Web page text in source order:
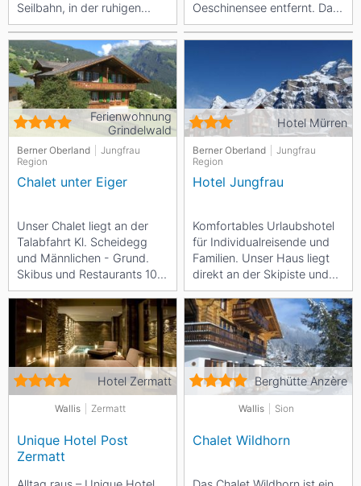
Seilbahn, in der ruhigen
Wohngegend "Votlas" in
Samnaun-Dorf . Die...
Oeschinensee entfernt. Das
Hostel Gemmi-Lodge
besteht aus 10 Zimmern, die
Ferienwohnung
Grindelwald
Berner Oberland
Jungfrau
Region
Chalet unter Eiger
Unser Chalet liegt an der
Talabfahrt Kl. Scheidegg
und Männlichen - Grund.
Skibus und Restaurants 100
- 300 m entfernt. Sie
schnallen die...
Hotel Mürren
Berner Oberland
Jungfrau
Region
Hotel Jungfrau
Komfortables Urlaubshotel
für Individualreisende und
Familien. Unser Haus liegt
direkt an der Skipiste und
neben der Skischule mit...
Hotel Zermatt
Wallis Zermatt
Unique Hotel Post
Zermatt
Berghütte Anzère
Wallis Sion
Chalet Wildhorn